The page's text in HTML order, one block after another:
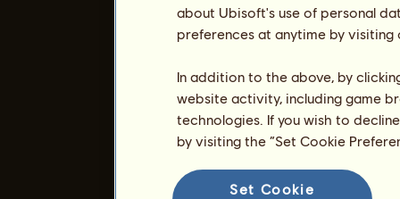
about Ubisoft's use of personal
preferences at anytime by
In addition to the above, by
website activity, including game
technologies. If you wish to
by visiting the “Set Cookie
Set Cookie